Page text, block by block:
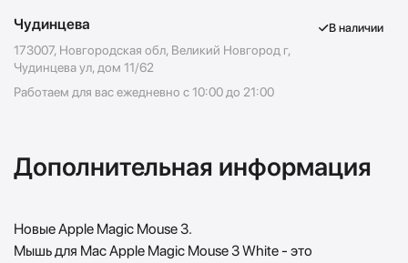
Чудинцева
173007, Новгородская обл, Великий Новгород г,
Чудинцева ул, дом 11/62
Работаем для вас ежедневно с 10:00 до 21:00
В наличии
Дополнительная информация
Новые Apple Magic Mouse 3.
Мышь для Mac Apple Magic Mouse 3 White - это